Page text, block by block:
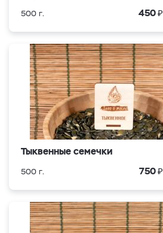
500 г. 450₽
Тыквенные семечки
500 г. 750₽